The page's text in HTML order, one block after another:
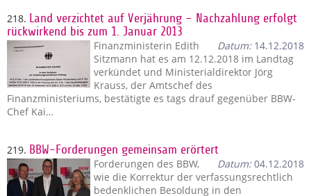
218. Land verzichtet auf Verjährung – Nachzahlung erfolgt
rückwirkend bis zum 1. Januar 2013
Datum:14.12.2018
Finanzministerin Edith
Sitzmann hat es am 12.12.2018 im Landtag
verkündet und Ministerialdirektor Jörg
Krauss, der Amtschef des
Finanzministeriums, bestätigte es tags drauf gegenüber BBW-
Chef Kai…
219. BBW-Forderungen gemeinsam erörtert
Datum:04.12.2018
Forderungen des BBW,
wie die Korrektur der verfassungsrechtlich
bedenklichen Besoldung in den